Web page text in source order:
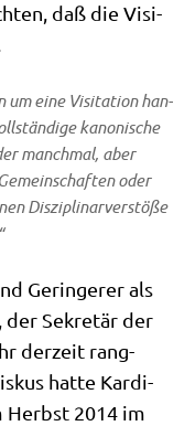
daß die Visi­
um eine Visi­ta­ti­on han­
kano­ni­sche
manch­mal, aber
oder
Dis­zi­pli­nar­ver­stö­ße
Gerin­ge­rer als
der Sekre­tär der
der­zeit rang­
hat­te Kar­di­
Herbst 2014 im